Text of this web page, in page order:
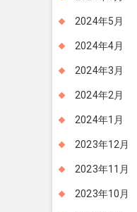
2024年5月
2024年4月
2024年3月
2024年2月
2024年1月
2023年12月
2023年11月
2023年10月